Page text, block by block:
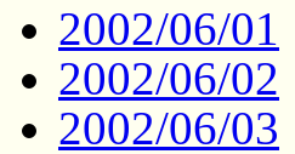
2002/06/01
2002/06/02
2002/06/03